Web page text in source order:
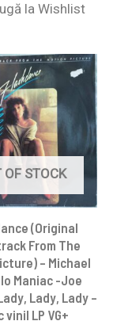
la Wishlist
OF STOCK
(Original
From The
– Michael
Maniac -Joe
Lady, Lady –
vinil LP VG+